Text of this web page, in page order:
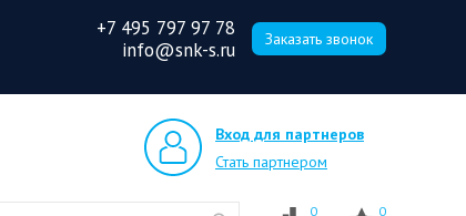
+7 495 797 97 78
info@snk-s.ru
Заказать звонок
Вход для партнеров
Стать партнером
0 0